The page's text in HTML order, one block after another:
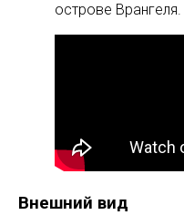
острове Врангеля.
Внешний вид